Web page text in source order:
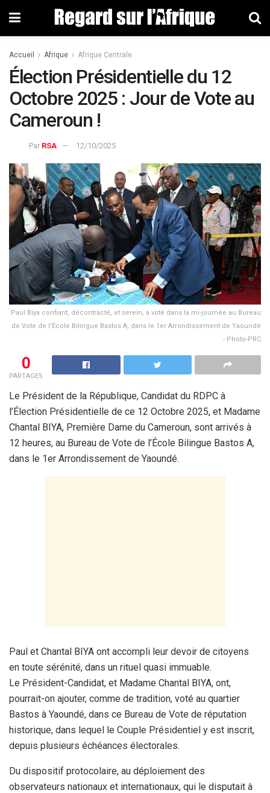
Accueil Afrique Afrique Centrale
Élection Présidentielle du 12
Octobre 2025 : Jour de Vote au
Cameroun !
Par RSA 12/10/2025
Paul Biya confiant, décontracté, et serein, a voté dans la mi-journée au Bureau
de Vote de l’École Bilingue Bastos A, dans le 1er Arrondissement de Yaoundé
- Photo-PRC
0
PARTAGES
Le Président de la République, Candidat du RDPC à
l’Élection Présidentielle de ce 12 Octobre 2025, et Madame
Chantal BIYA, Première Dame du Cameroun, sont arrivés à
12 heures, au Bureau de Vote de l’École Bilingue Bastos A,
dans le 1er Arrondissement de Yaoundé.
Paul et Chantal BIYA ont accompli leur devoir de citoyens
en toute sérénité, dans un rituel quasi immuable.
Le Président-Candidat, et Madame Chantal BIYA, ont,
pourrait-on ajouter, comme de tradition, voté au quartier
Bastos à Yaoundé, dans ce Bureau de Vote de réputation
historique, dans lequel le Couple Présidentiel y est inscrit,
depuis plusieurs échéances électorales.
Du dispositif protocolaire, au déploiement des
observateurs nationaux et internationaux, qui le disputait à